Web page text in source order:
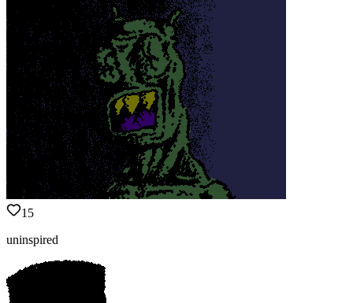
15
uninspired